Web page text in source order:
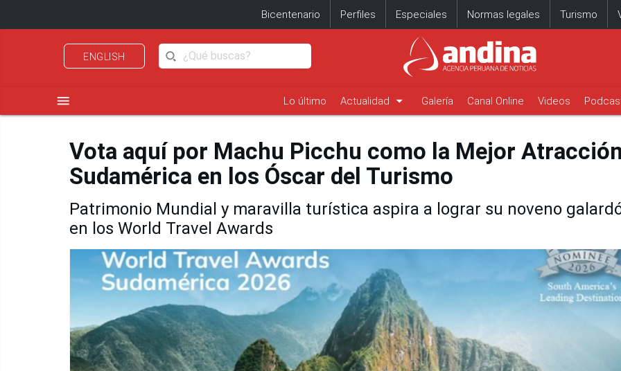
Bicentenario Perfiles Especiales Normas legales Turismo
ENGLISH
menu Lo último Actualidad arrow_drop_down Galería Canal Online Videos
Vota aquí por Machu Picchu como la Mejor
Sudamérica en los Óscar del Turismo
Patrimonio Mundial y maravilla turística aspira a lograr su noveno
en los World Travel Awards